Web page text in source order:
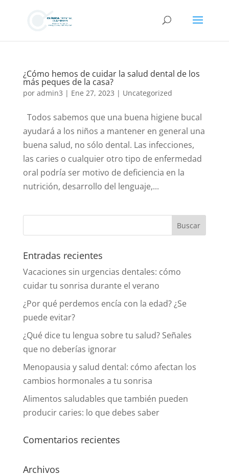
¿Cómo hemos de cuidar la salud dental de los
más peques de la casa?
por admin3 | Ene 27, 2023 | Uncategorized
Todos sabemos que una buena higiene bucal
ayudará a los niños a mantener en general una
buena salud, no sólo dental. Las infecciones,
las caries o cualquier otro tipo de enfermedad
oral podría ser motivo de deficiencia en la
nutrición, desarrollo del lenguaje,...
Entradas recientes
Vacaciones sin urgencias dentales: cómo
cuidar tu sonrisa durante el verano
¿Por qué perdemos encía con la edad? ¿Se
puede evitar?
¿Qué dice tu lengua sobre tu salud? Señales
que no deberías ignorar
Menopausia y salud dental: cómo afectan los
cambios hormonales a tu sonrisa
Alimentos saludables que también pueden
producir caries: lo que debes saber
Comentarios recientes
Archivos